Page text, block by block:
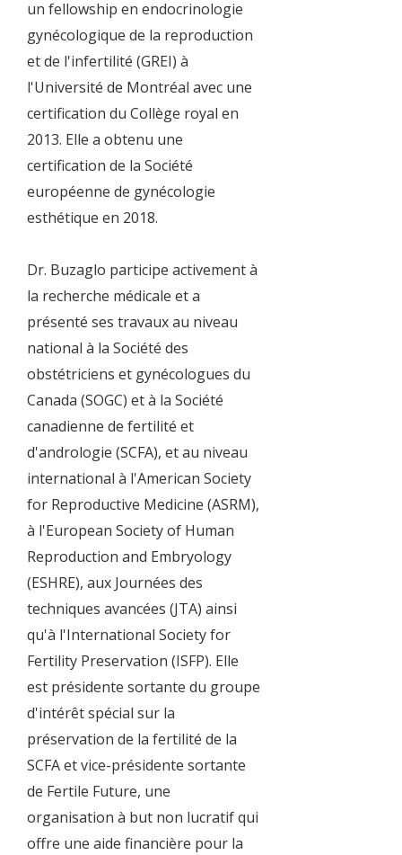
un fellowship en endocrinologie
gynécologique de la reproduction
et de l'infertilité (GREI) à
l'Université de Montréal avec une
certification du Collège royal en
2013. Elle a obtenu une
certification de la Société
européenne de gynécologie
esthétique en 2018.
Dr. Buzaglo participe activement à
la recherche médicale et a
présenté ses travaux au niveau
national à la Société des
obstétriciens et gynécologues du
Canada (SOGC) et à la Société
canadienne de fertilité et
d'andrologie (SCFA), et au niveau
international à l'American Society
for Reproductive Medicine (ASRM),
à l'European Society of Human
Reproduction and Embryology
(ESHRE), aux Journées des
techniques avancées (JTA) ainsi
qu'à l'International Society for
Fertility Preservation (ISFP). Elle
est présidente sortante du groupe
d'intérêt spécial sur la
préservation de la fertilité de la
SCFA et vice-présidente sortante
de Fertile Future, une
organisation à but non lucratif qui
offre une aide financière pour la